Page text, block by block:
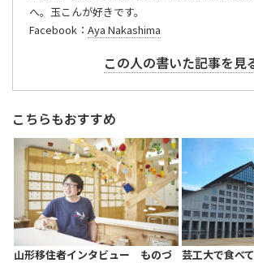
へ。玉こんが好きです。
Facebook： Aya Nakashima
この人の書いた記事を見
こちらもおすすめ
山形移住者インタビュー ものづ
芸工大で食べ